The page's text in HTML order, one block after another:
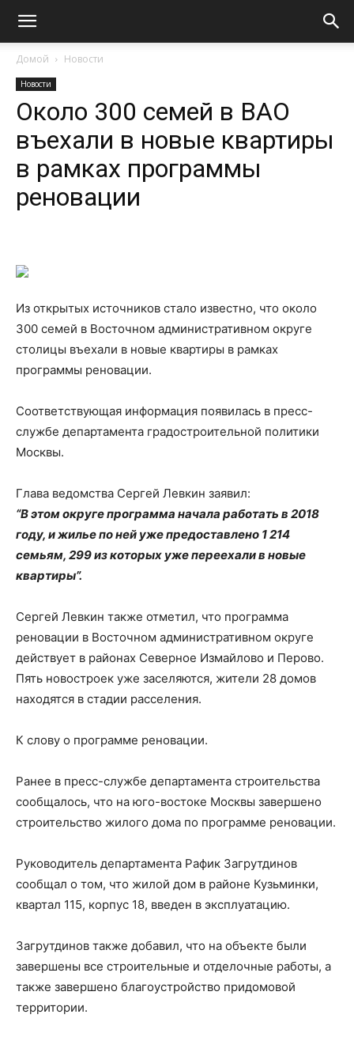
Домой Новости
Новости
Около 300 семей в ВАО
въехали в новые квартиры
в рамках программы
реновации
Из открытых источников стало известно, что около
300 семей в Восточном административном округе
столицы въехали в новые квартиры в рамках
программы реновации.
Соответствующая информация появилась в пресс-
службе департамента градостроительной политики
Москвы.
Глава ведомства Сергей Левкин заявил:
“В этом округе программа начала работать в 2018
году, и жилье по ней уже предоставлено 1 214
семьям, 299 из которых уже переехали в новые
квартиры”.
Сергей Левкин также отметил, что программа
реновации в Восточном административном округе
действует в районах Северное Измайлово и Перово.
Пять новостроек уже заселяются, жители 28 домов
находятся в стадии расселения.
К слову о программе реновации.
Ранее в пресс-службе департамента строительства
сообщалось, что на юго-востоке Москвы завершено
строительство жилого дома по программе реновации.
Руководитель департамента Рафик Загрутдинов
сообщал о том, что жилой дом в районе Кузьминки,
квартал 115, корпус 18, введен в эксплуатацию.
Загрутдинов также добавил, что на объекте были
завершены все строительные и отделочные работы, а
также завершено благоустройство придомовой
территории.